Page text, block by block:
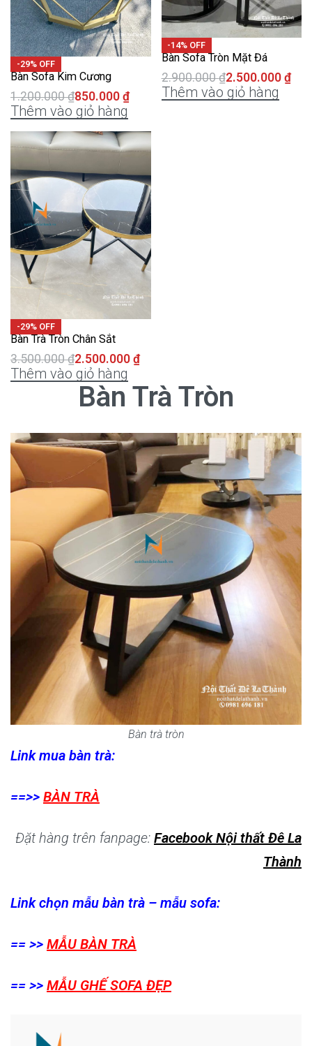
-29% OFF
Bàn Sofa Kim Cương
1.200.000₫850.000 ₫
Thêm vào giỏ hàng
-14% OFF
Bàn Sofa Tròn Mặt Đá
2.900.000₫2.500.000 ₫
Thêm vào giỏ hàng
-29% OFF
Bàn Trà Tròn Chân Sắt
3.500.000₫2.500.000 ₫
Thêm vào giỏ hàng
Bàn Trà Tròn
Bàn trà tròn
Link mua bàn trà:
==>> BÀN TRÀ
Đặt hàng trên fanpage: Facebook Nội thất Đê La
Thành
Link chọn mẫu bàn trà – mẫu sofa:
== >> MẪU BÀN TRÀ
== >> MẪU GHẾ SOFA ĐẸP